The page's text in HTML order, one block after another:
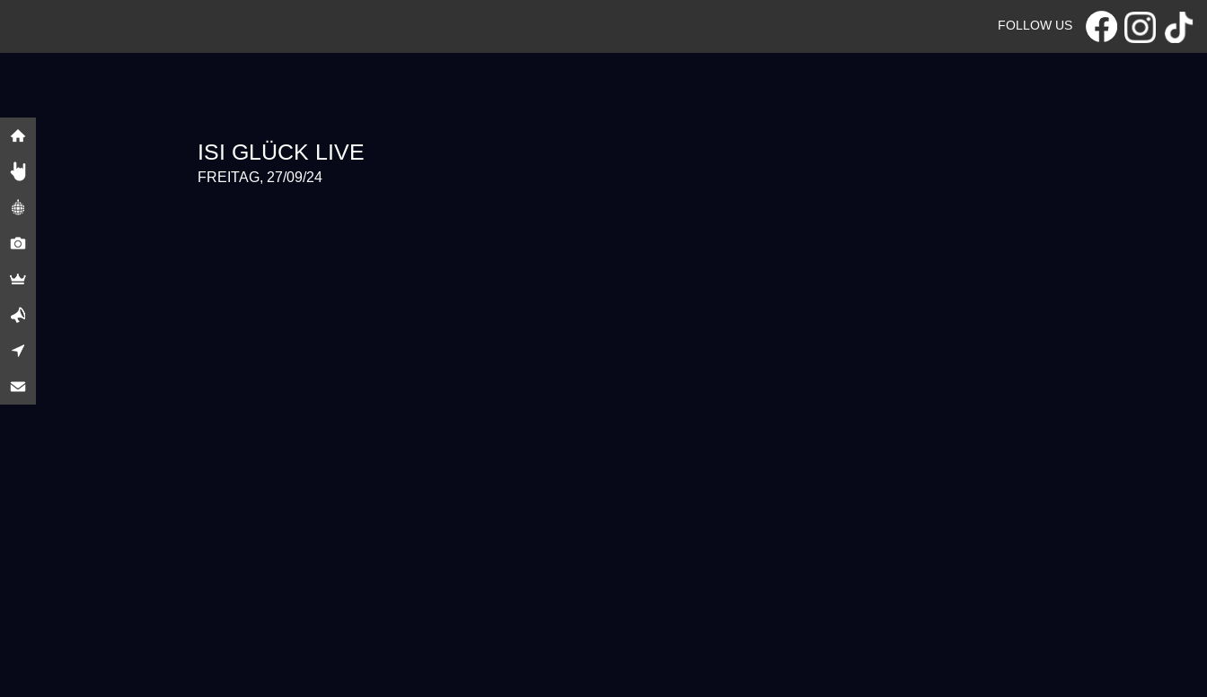
FOLLOW US
ISI GLÜCK LIVE
FREITAG, 27/09/24